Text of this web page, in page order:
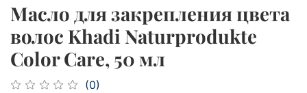
Масло для закрепления цвета
волос Khadi Naturprodukte
Color Care, 50 мл
(0)